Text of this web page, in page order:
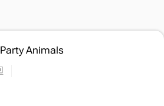
Party Animals